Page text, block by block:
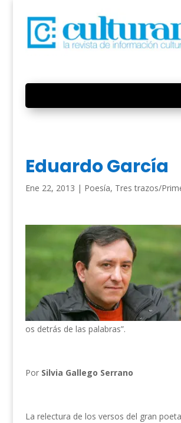
Eduardo García
Ene 22, 2013 | Poesía, Tres trazos/
os detrás de las palabras”.
Por Silvia Gallego Serrano
La relectura de los versos del gran